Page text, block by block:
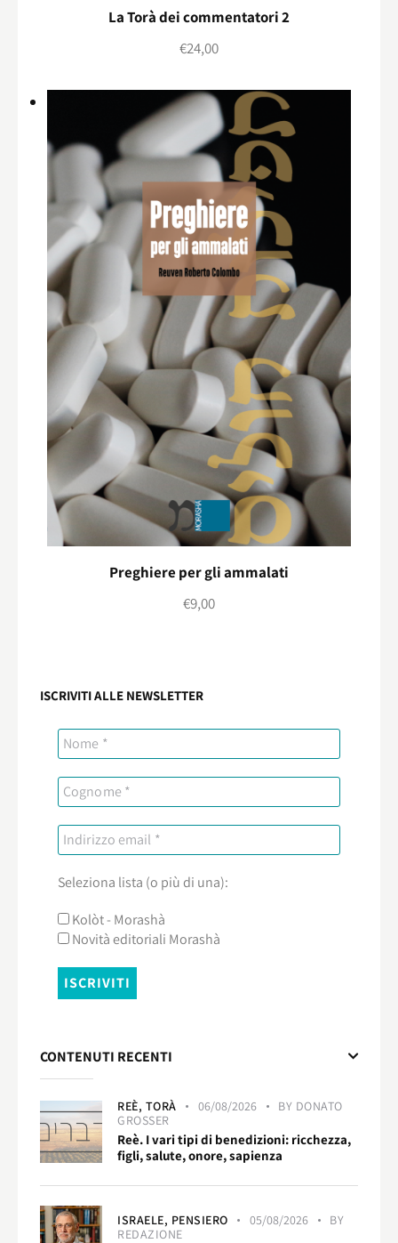
La Torà dei commentatori 2
€24,00
Preghiere per gli ammalati
€9,00
ISCRIVITI ALLE NEWSLETTER
Seleziona lista (o più di una):
Kolòt - Morashà
Novità editoriali Morashà
CONTENUTI RECENTI
REÈ, TORÀ 06/08/2026 BY DONATO
GROSSER
Reè. I vari tipi di benedizioni: ricchezza,
figli, salute, onore, sapienza
ISRAELE, PENSIERO 05/08/2026
BY
REDAZIONE